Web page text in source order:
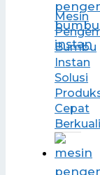
Mesin
Bumbu
Instan
Solusi
Cepat